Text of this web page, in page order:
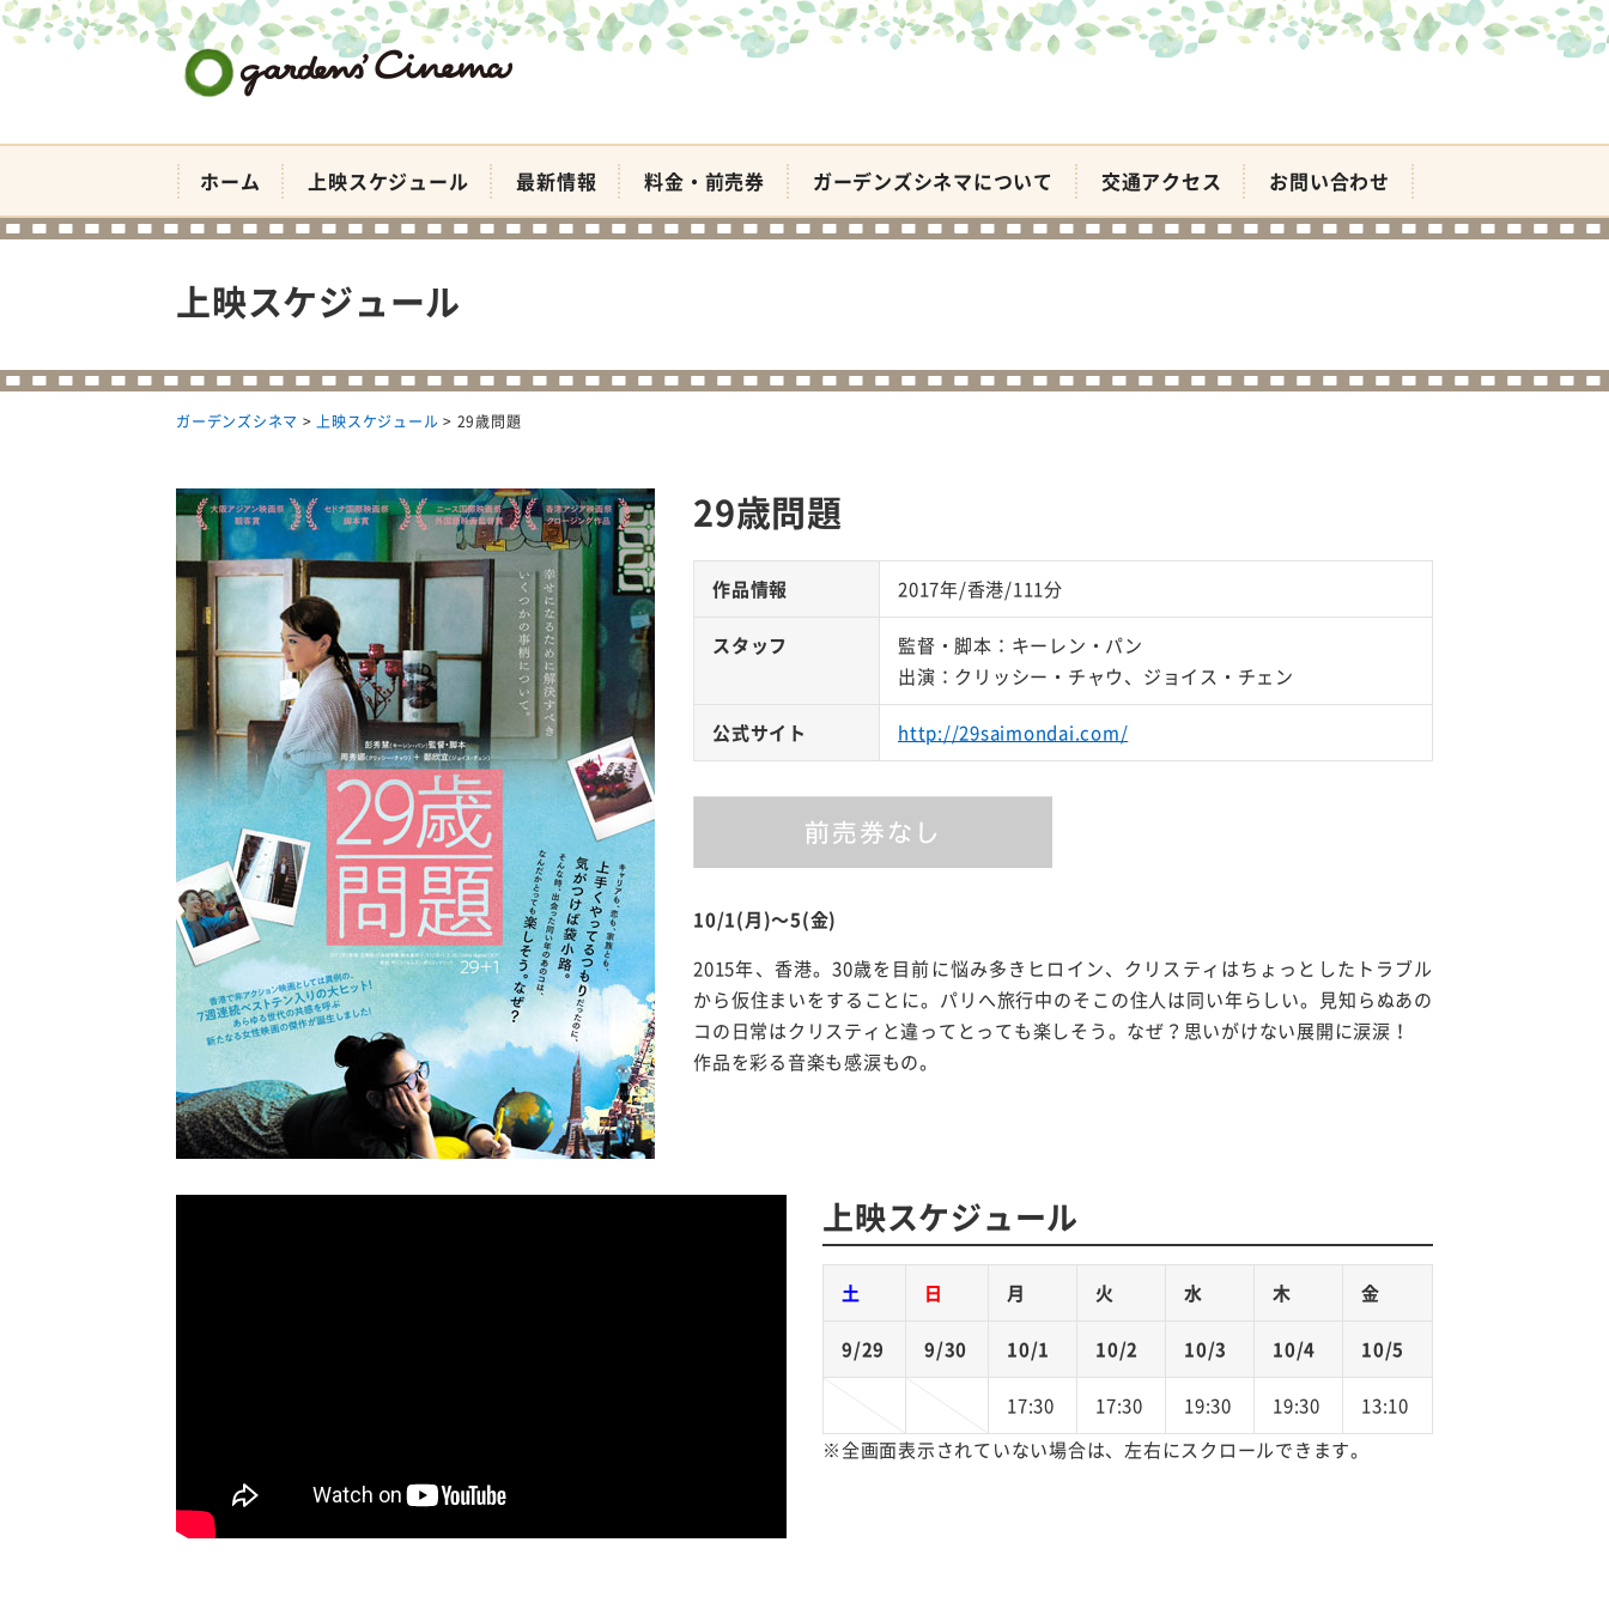
ホーム 上映スケジュール 最新情報 料金・前売券 ガーデンズシネマについて 交通アクセス お問い合わせ
上映スケジュール
ガーデンズシネマ >上映スケジュール > 29歳問題
29歳問題
作品情報 2017年/香港/111分
スタッフ
監督・脚本：キーレン・パン
出演：クリッシー・チャウ、ジョイス・チェン
公式サイト http://29saimondai.com/
10/1(月)～5(金)
2015年、香港。30歳を目前に悩み多きヒロイン、クリスティはちょっとしたトラブル
から仮住まいをすることに。パリへ旅行中のそこの住人は同い年らしい。見知らぬあの
コの日常はクリスティと違ってとっても楽しそう。なぜ？思いがけない展開に涙涙！
作品を彩る音楽も感涙もの。
上映スケジュール
土 日 月 火 水 木 金
9/29 9/30 10/1 10/2 10/3 10/4 10/5
17:30 17:30 19:30 19:30
13:10
※全画面表示されていない場合は、左右にスクロールできます。